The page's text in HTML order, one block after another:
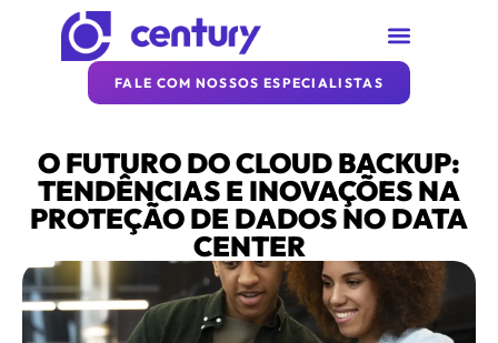
FALE COM NOSSOS ESPECIALISTAS
O FUTURO DO CLOUD BACKUP:
TENDÊNCIAS E INOVAÇÕES NA
PROTEÇÃO DE DADOS NO DATA
CENTER